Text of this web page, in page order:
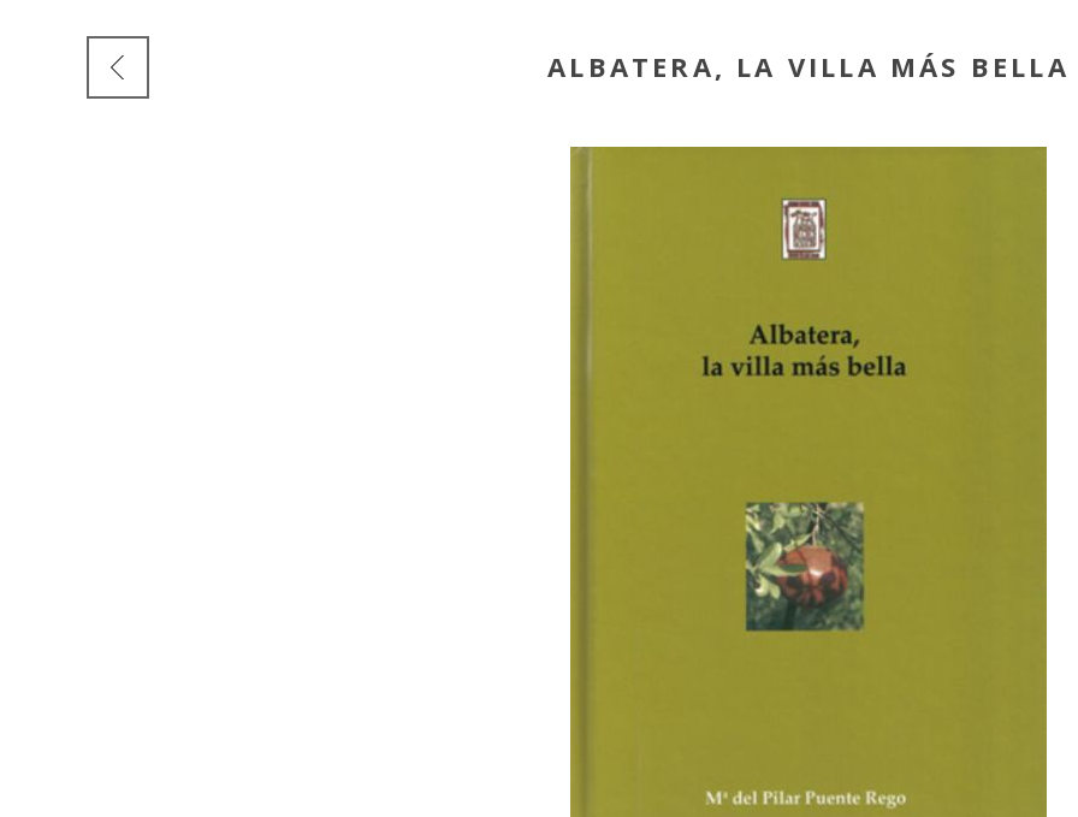
ALBATERA, LA VILLA MÁS BELLA